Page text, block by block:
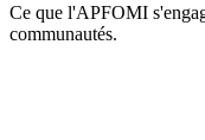
Ce que l'APFOMI
communautés.